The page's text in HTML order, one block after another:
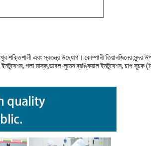
এবং স্বতন্ত্র উদ্যোগ। কোম্পানী তিয়ানজিনের
গলা মাস্ক,ডাবল-লুমেন ব্রঙ্কিয়াল ইনটুবেশন, চাপ সূচক